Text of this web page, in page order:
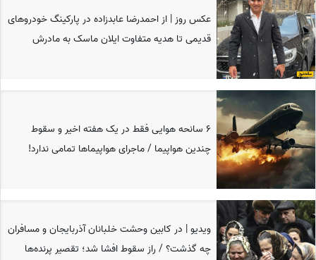
عکس روز | از احمدرضا عابدزاده در پارکینگ خودروهای
قدیمی تا هدیه متفاوت ایلان ماسک به مادرش
6 سانحه هوایی فقط در یک هفته اخیر و سقوط
چندین هواپیما / ماجرای هواپیماها تمامی ندارد!
ویدیو | در کابین وحشت خلبانان آذربایجان و مسافران
چه گذشت؟ / راز سقوط افشا شد؛ تقصیر پرنده‌ها